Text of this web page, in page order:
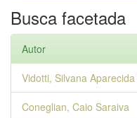
Busca facetada
Autor
Vidotti, Silvana
Coneglian, Caio Saraiva